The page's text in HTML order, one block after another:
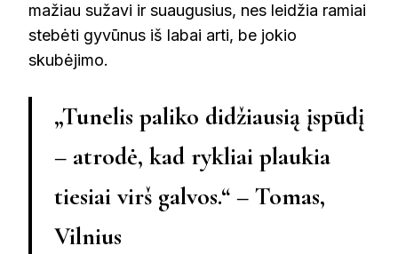
mažiau sužavi ir suaugusius, nes leidžia ramiai
stebėti gyvūnus iš labai arti, be jokio
skubėjimo.
„Tunelis paliko didžiausią įspūdį
– atrodė, kad rykliai plaukia
tiesiai virš galvos.“ – Tomas,
Vilnius